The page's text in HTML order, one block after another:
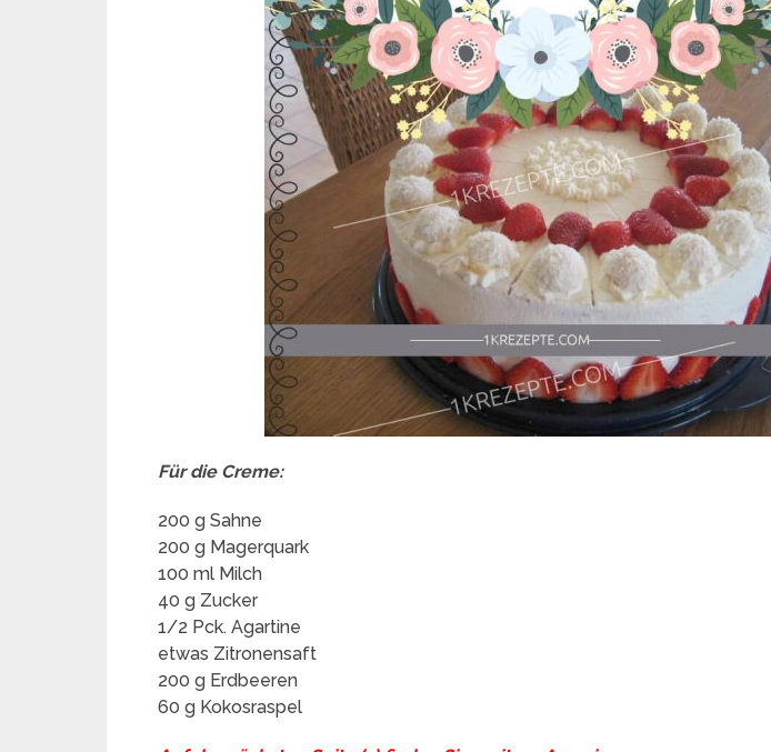
Für die Creme:
200 g Sahne
200 g Magerquark
100 ml Milch
40 g Zucker
1/2 Pck. Agartine
etwas Zitronensaft
200 g Erdbeeren
60 g Kokosraspel